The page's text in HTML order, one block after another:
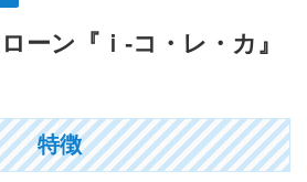
ーン『ｉ-コ・レ・カ』
特徴